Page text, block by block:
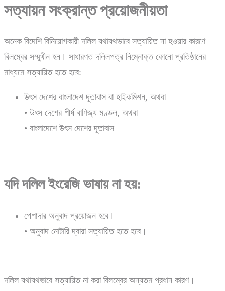
সত্যায়নসংক্রান্তপ্রয়োজনীয়তা
অনেক বিদেশি বিনিয়োগকারী দলিল যথাযথভাবে সত্যায়িত না হওয়ার কারণে
বিলম্বের সম্মুখীন হন। সাধারণত দলিলপত্র নিম্নোক্ত কোনো প্রতিষ্ঠানের
মাধ্যমে সত্যায়িত হতে হবে:
উৎস দেশের বাংলাদেশ দূতাবাস বা হাইকমিশন, অথবা
• উৎস দেশের শীর্ষ বাণিজ্য মণ্ডল, অথবা
• বাংলাদেশে উৎস দেশের দূতাবাস
যদি দলিল ইংরেজি ভাষায় না হয়:
পেশাদার অনুবাদ প্রয়োজন হবে।
• অনুবাদ নোটারি দ্বারা সত্যায়িত হতে হবে।
দলিল যথাযথভাবে সত্যায়িত না করা বিলম্বের অন্যতম প্রধান কারণ।